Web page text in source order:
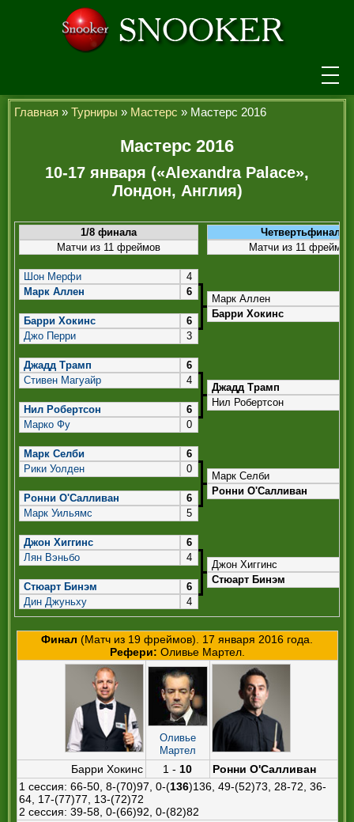
НОВОСТИ
ТУРНИРЫ
РЕЙТИНГ
ИГРОКИ
СЕНЧУРИ БРЕЙКИ
ЧЕМПИОНЫ МИРА
ЛЕГЕНДЫ СНУКЕРА
РЕФЕРИ
Главная » Турниры » Мастерс » Мастерс 2016
Мастерс 2016
10-17 января («Alexandra Palace»,
Лондон, Англия)
1/8 финала
Четвертьфинал
Матчи из 11 фреймов
Матчи из 11 фреймов
Шон Мерфи
4
Марк Аллен
6
Марк Аллен
Барри Хокинс
Барри Хокинс
6
Джо Перри
3
Джадд Трамп
6
Стивен Магуайр
4
Джадд Трамп
Нил Робертсон
Нил Робертсон
6
Марко Фу
0
Марк Селби
6
Рики Уолден
0
Марк Селби
Ронни О'Салливан
Ронни О'Салливан
6
Марк Уильямс
5
Джон Хиггинс
6
Лян Вэньбо
4
Джон Хиггинс
Стюарт Бинэм
Стюарт Бинэм
6
Дин Джуньху
4
Финал (Матч из 19 фреймов). 17 января 2016 года.
Рефери: Оливье Мартел.
Оливье
Мартел
Барри Хокинс 1 - 10
Ронни О'Салливан
1 сессия: 66-50, 8-(70)97, 0-(136)136, 49-(52)73, 28-72, 36-
64, 17-(77)77, 13-(72)72
2 сессия: 39-58, 0-(66)92, 0-(82)82